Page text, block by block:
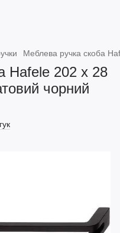
Меблева ручка скоба
Hafele 202 х 28
чорний